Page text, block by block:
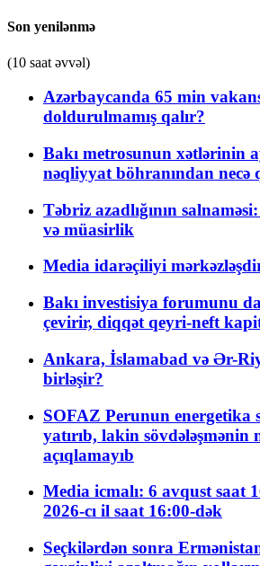
Son yenilənmə
(10 saat əvvəl)
Azərbaycanda 65 min
doldurulmamış qalır?
Bakı metrosunun xətlərinin
nəqliyyat böhranından necə
Təbriz azadlığının
və müasirlik
Media idarəçiliyi
Bakı investisiya forumunu
çevirir, diqqət qeyri-neft
Ankara, İslamabad və Ər-
birləşir?
SOFAZ Perunun energetika
yatırıb, lakin sövdələşmənin
açıqlamayıb
Media icmalı: 6 avqust saat
2026-cı il saat 16:00-dək
Seçkilərdən sonra